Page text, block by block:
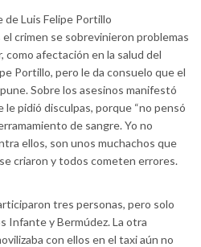
de Luis Felipe Portillo
crimen se sobrevinieron problemas
como afectación en la salud del
Portillo, pero le da consuelo que el
Sobre los asesinos manifestó
le pidió disculpas, porque “no pensó
de sangre. Yo no
ellos, son unos muchachos que
criaron y todos cometen errores.
tres personas, pero solo
Infante y Bermúdez. La otra
con ellos en el taxi aún no